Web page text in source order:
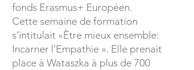
fonds Erasmus+ Européen.
Cette semaine de formation
s’intitulait «Être mieux ensemble:
Incarner l’Empathie ». Elle prenait
place à Wataszka à plus de 700